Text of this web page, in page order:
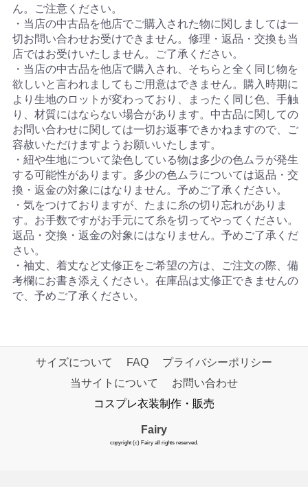
ん。ご注意ください。
・当店の中古品を他店でご購入された物に関しましては一
切お問い合わせお受けできません。修理・返品・交換も当
店ではお受けいたしません。ご了承ください。
・当店の中古品を他店で購入され、そちらと全く同じ物を
欲しいと言われましてもご用意はできません。購入時期に
より生地のロットが変わっており、まったく同じ色、手触
り、材質にはならない場合があります。中古品に関しての
お問い合わせに関しては一切お返事できかねますので、ご
容赦いただけますようお願いいたします。
・紐や生地について染色している物は多少の色ムラが発生
する可能性があります。多少の色ムラについては返品・交
換・返金の対象にはなりません。予めご了承ください。
・気をつけておりますが、たまに糸の切り忘れがありま
す。お手数ですがお手元にて糸を切ってやってください。
返品・交換・返金の対象にはなりません。予めご了承くだ
さい。
・袖丈、着丈など丈修正をご希望の方は、ご注文の際、備
考欄にお書き添えください。在庫品は丈修正できませんの
で、予めご了承ください。
サイズについて FAQ
プライバシーポリシー
当サイトについて
お問い合わせ
コスプレ衣装制作・販売
Fairy
copyright (c) Fairy all rights reserved.